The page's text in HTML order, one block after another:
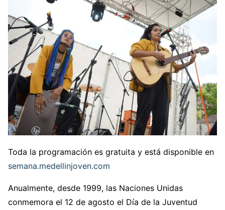
Toda la programación es gratuita y está disponible en
semana.medellinjoven.com
Anualmente, desde 1999, las Naciones Unidas
conmemora el 12 de agosto el Día de la Juventud